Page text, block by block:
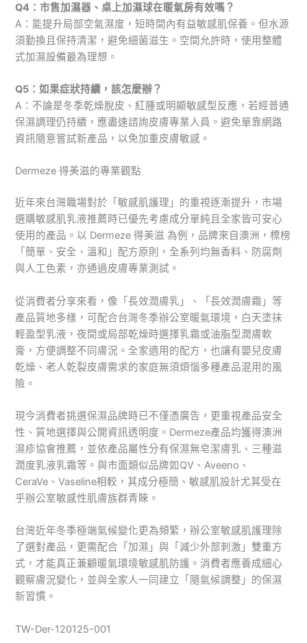
Q4：市售加濕器、桌上加濕球在暖氣房有效嗎？
A：能提升局部空氣濕度，短時間內有益敏感肌保養。但水源
須勤換且保持清潔，避免細菌滋生。空間允許時，使用整體
式加濕設備最為理想。
Q5：如果症狀持續，該怎麼辦？
A：不論是冬季乾燥脫皮、紅腫或明顯敏感型反應，若經普通
保濕調理仍持續，應盡速諮詢皮膚專業人員。避免單靠網路
資訊隨意嘗試新產品，以免加重皮膚敏感。
Dermeze 得美滋的專業觀點
近年來台灣職場對於「敏感肌護理」的重視逐漸提升，市場
選購敏感肌乳液推薦時已優先考慮成分單純且全家皆可安心
使用的產品。以 Dermeze 得美滋 為例，品牌來自澳洲，標榜
「簡單、安全、溫和」配方原則，全系列均無香料、防腐劑
與人工色素，亦通過皮膚專業測試。
從消費者分享來看，像「長效潤膚乳」、「長效潤膚霜」等
產品質地多樣，可配合台灣冬季辦公室暖氣環境，白天塗抹
輕盈型乳液，夜間或局部乾燥時選擇乳霜或油脂型潤膚軟
膏，方便調整不同膚況。全家適用的配方，也讓有嬰兒皮膚
乾燥、老人乾裂皮膚需求的家庭無須煩惱多種產品混用的風
險。
現今消費者挑選保濕品牌時已不僅憑廣告，更重視產品安全
性、質地選擇與公開資訊透明度。Dermeze產品均獲得澳洲
濕疹協會推薦，並依產品屬性分有保濕無皂潔膚乳、三種滋
潤度乳液乳霜等。與市面類似品牌如QV、Aveeno、
CeraVe、Vaseline相較，其成分極簡、敏感肌設計尤其受在
乎辦公室敏感性肌膚族群青睞。
台灣近年冬季極端氣候變化更為頻繁，辦公室敏感肌護理除
了選對產品，更需配合「加濕」與「減少外部刺激」雙重方
式，才能真正兼顧暖氣環境敏感肌防護。消費者應養成細心
觀察膚況變化，並與全家人一同建立「隨氣候調整」的保濕
新習慣。
TW-Der-120125-001